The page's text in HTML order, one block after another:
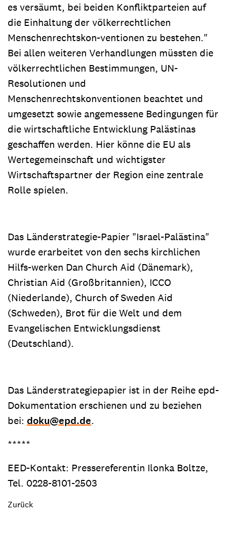
es versäumt, bei beiden Konfliktparteien auf
die Einhaltung der völkerrechtlichen
Menschenrechtskon-ventionen zu bestehen."
Bei allen weiteren Verhandlungen müssten die
völkerrechtlichen Bestimmungen, UN-
Resolutionen und
Menschenrechtskonventionen beachtet und
umgesetzt sowie angemessene Bedingungen für
die wirtschaftliche Entwicklung Palästinas
geschaffen werden. Hier könne die EU als
Wertegemeinschaft und wichtigster
Wirtschaftspartner der Region eine zentrale
Rolle spielen.
Das Länderstrategie-Papier "Israel-Palästina"
wurde erarbeitet von den sechs kirchlichen
Hilfs-werken Dan Church Aid (Dänemark),
Christian Aid (Großbritannien), ICCO
(Niederlande), Church of Sweden Aid
(Schweden), Brot für die Welt und dem
Evangelischen Entwicklungsdienst
(Deutschland).
Das Länderstrategiepapier ist in der Reihe epd-
Dokumentation erschienen und zu beziehen
bei: doku@epd.de.
*****
EED-Kontakt: Pressereferentin Ilonka Boltze,
Tel. 0228-8101-2503
Zurück